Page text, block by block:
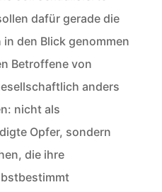
dafür gerade die
den Blick genommen
Betroffene von
anders
nicht als
Opfer, sondern
die ihre